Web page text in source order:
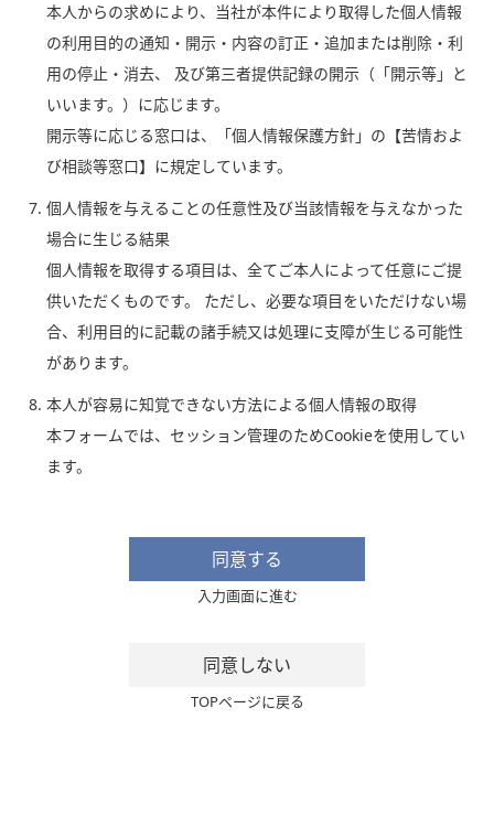
本人からの求めにより、当社が本件により取得した個人情報
の利用目的の通知・開示・内容の訂正・追加または削除・利
用の停止・消去、
及び第三者提供記録の開示（「開示等」と
いいます。）に応じます。
開示等に応じる窓口は、「個人情報保護方針」の【苦情およ
び相談等窓口】に規定しています。
個人情報を与えることの任意性及び当該情報を与えなかった
場合に生じる結果
個人情報を取得する項目は、全てご本人によって任意にご提
供いただくものです。
ただし、必要な項目をいただけない場
合、利用目的に記載の諸手続又は処理に支障が生じる可能性
があります。
本人が容易に知覚できない方法による個人情報の取得
本フォームでは、セッション管理のためCookieを使用してい
ます。
同意する
入力画面に進む
同意しない
TOPページに戻る